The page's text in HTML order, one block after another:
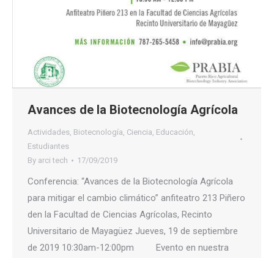
Avances de la Biotecnología Agrícola
Actividades, Biotecnología, Ciencia, Educación,
Estudiantes
By arci tech 17/09/2019
Conferencia: “Avances de la Biotecnología Agrícola
para mitigar el cambio climático” anfiteatro 213 Piñero
den la Facultad de Ciencias Agrícolas, Recinto
Universitario de Mayagüez Jueves, 19 de septiembre
de 2019 10:30am-12:00pm Evento en nuestra